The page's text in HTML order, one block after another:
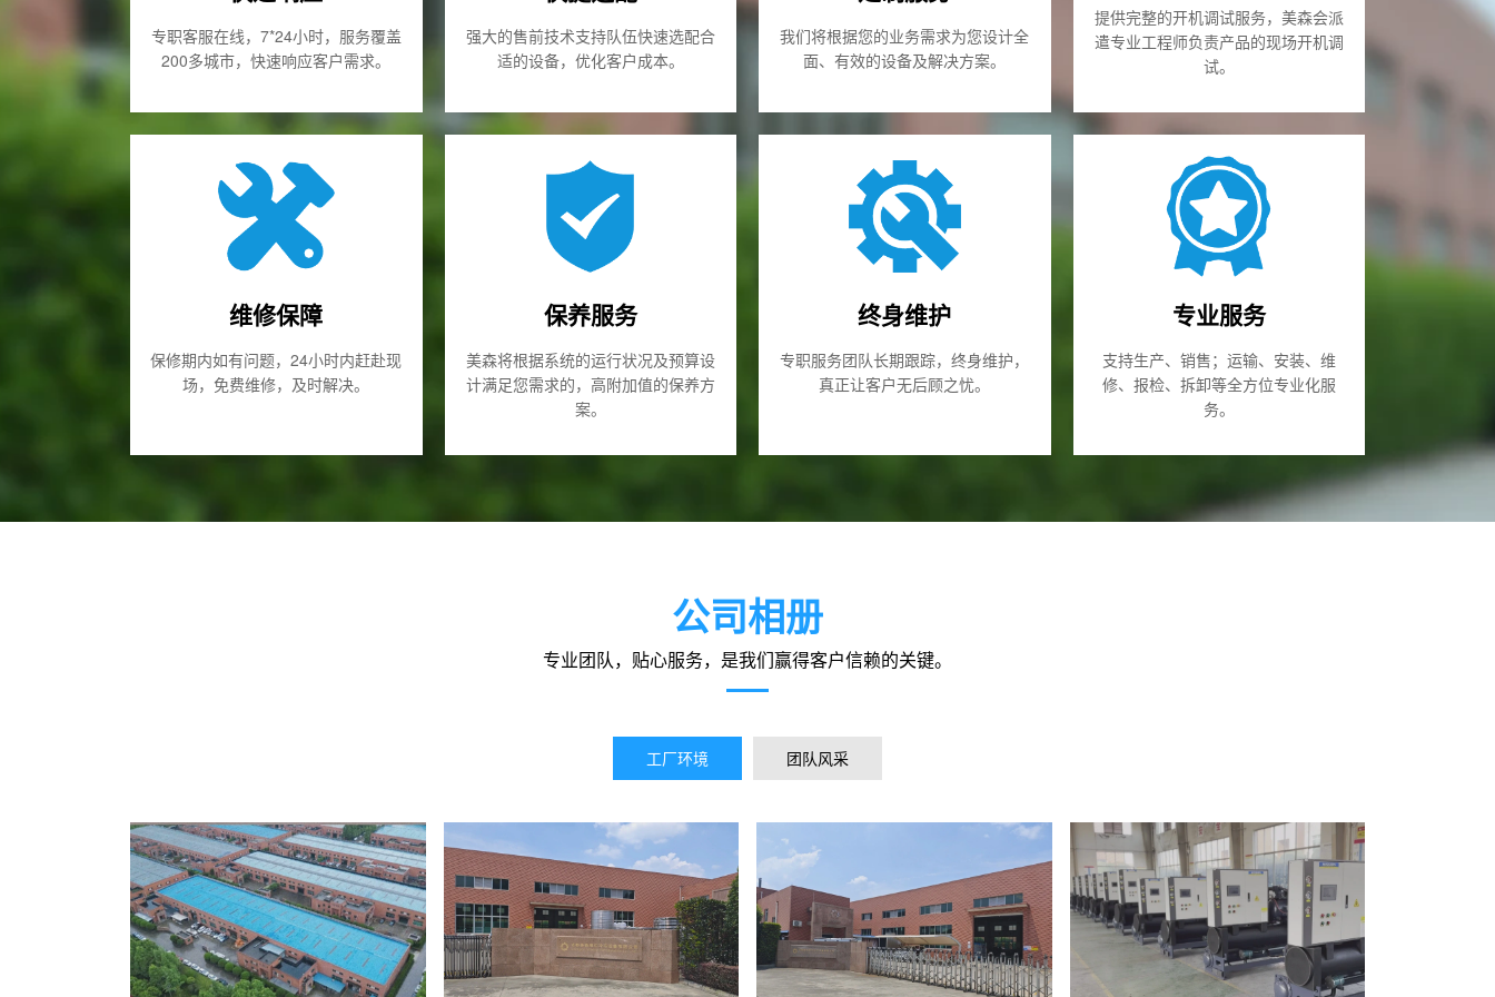
专职客服在线，7*24小时，服务覆盖
200多城市，快速响应客户需求。
强大的售前技术支持队伍快速选配合
适的设备，优化客户成本。
我们将根据您的业务需求为您设计全
面、有效的设备及解决方案。
提供完整的开机调试服务，美森会派
遣专业工程师负责产品的现场开机调
试。
维修保障
保修期内如有问题，24小时内赶赴现
场，免费维修，及时解决。
保养服务
美森将根据系统的运行状况及预算设
计满足您需求的，高附加值的保养方
案。
终身维护
专职服务团队长期跟踪，终身维护，
真正让客户无后顾之忧。
专业服务
支持生产、销售；运输、安装、维
修、报检、拆卸等全方位专业化服
务。
公司相册
专业团队，贴心服务，是我们赢得客户信赖的关键。
工厂环境 团队风采